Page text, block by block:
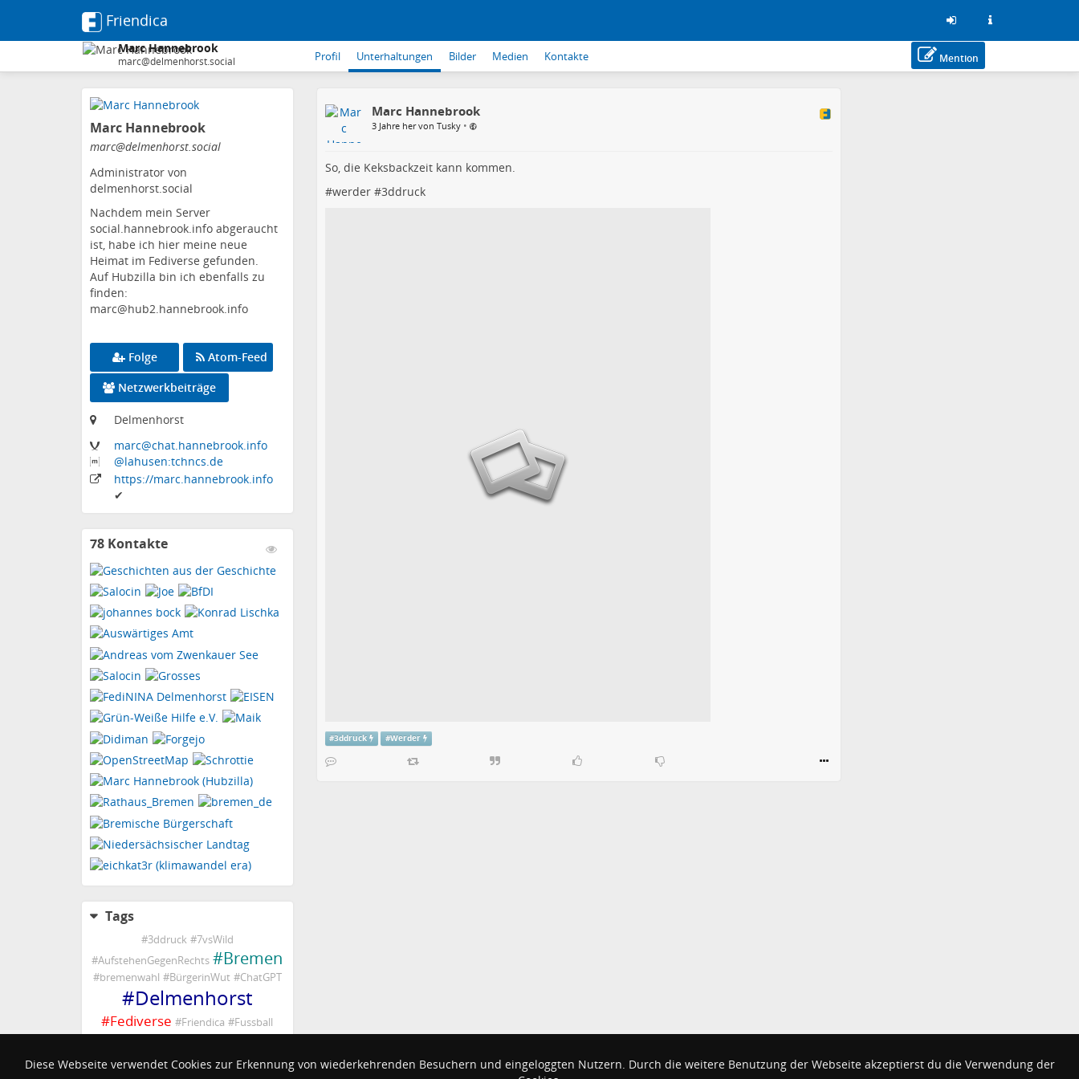
Friendica
Marc Hannebrook
marc@delmenhorst.social Profil Unterhaltungen Bilder Medien Kontakte Mention
Marc Hannebrook
marc@delmenhorst.social
Administrator von
delmenhorst.social
Nachdem mein Server
social.hannebrook.info abgeraucht
ist, habe ich hier meine neue
Heimat im Fediverse gefunden.
Auf Hubzilla bin ich ebenfalls zu
finden:
marc@hub2.hannebrook.info
Folge
Atom-Feed
Netzwerkbeiträge
Delmenhorst
marc@chat.hannebrook.info
@lahusen:tchncs.de
https://marc.hannebrook.info
✔
78 Kontakte
Kontakte
Tags
#3ddruck #7vsWild
#AufstehenGegenRechts #Bremen
#bremenwahl #BürgerinWut #ChatGPT
#Delmenhorst
#Fediverse #Friendica #Fussball
#Ganderkesee
LautgegenRechts #
LetzteGeneration
#pastpuzzle
Marc Hannebrook
3 Jahre her von Tusky •
So, die Keksbackzeit kann kommen.
#werder#3ddruck
#3ddruck #Werder
Diese Webseite verwendet Cookies zur Erkennung von wiederkehrenden Besuchern und eingeloggten Nutzern. Durch die weitere Benutzung der Webseite akzeptierst du die Verwendung der